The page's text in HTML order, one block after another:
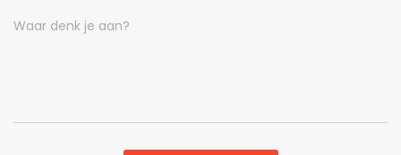
Waar denk je aan?